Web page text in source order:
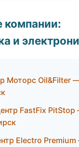
и
Моторс Oil&Filter
FastFix
Electro